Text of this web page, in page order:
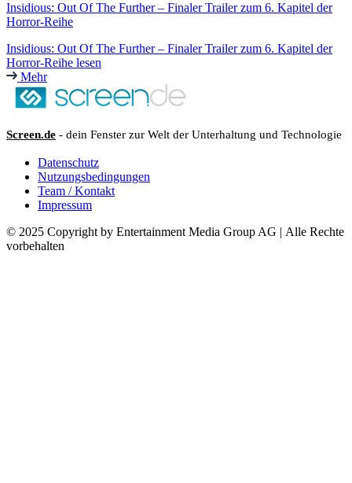
Insidious: Out Of The Further – Finaler Trailer zum 6. Kapitel der
Horror-Reihe
Insidious: Out Of The Further – Finaler Trailer zum 6. Kapitel der
Horror-Reihe lesen
Mehr
Screen.de - dein Fenster zur Welt der Unterhaltung und Technologie
Datenschutz
Nutzungsbedingungen
Team / Kontakt
Impressum
© 2025 Copyright by Entertainment Media Group AG | Alle Rechte
vorbehalten